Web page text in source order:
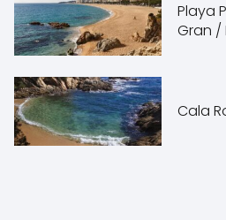
Playa
Gran /
Cala